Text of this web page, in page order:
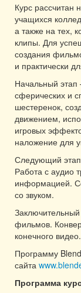
Курс рассчитан
учащихся
а также на тех,
клипы. Для
создания
и практически
Начальный этап
сферических и
шестеренок,
движением,
игровых
наложение для
Следующий этап
Работа с аудио
информацией.
со звуком.
Заключительный
фильмов.
конечного видео.
Программу
сайта
Программа